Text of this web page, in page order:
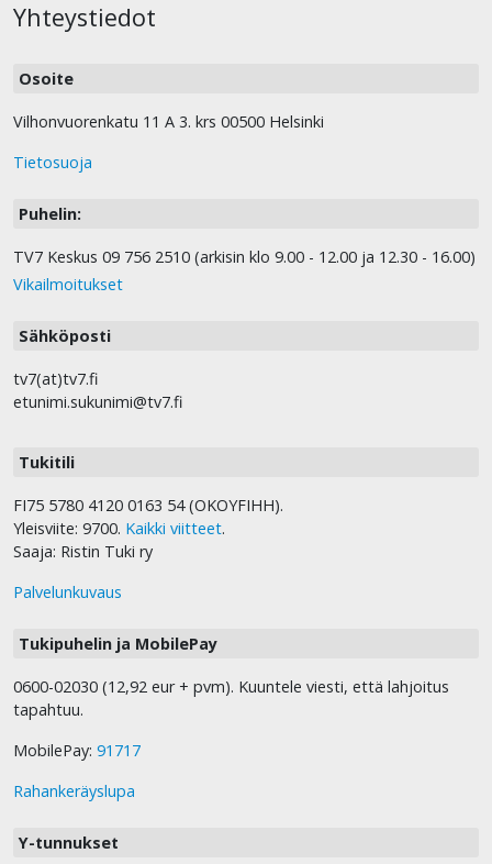
Yhteystiedot
Osoite
Vilhonvuorenkatu 11 A 3. krs 00500 Helsinki
Tietosuoja
Puhelin:
TV7 Keskus 09 756 2510 (arkisin klo 9.00 - 12.00 ja 12.30 - 16.00)
Vikailmoitukset
Sähköposti
tv7(at)tv7.fi
etunimi.sukunimi@tv7.fi
Tukitili
FI75 5780 4120 0163 54 (OKOYFIHH).
Yleisviite: 9700. Kaikki viitteet.
Saaja: Ristin Tuki ry
Palvelunkuvaus
Tukipuhelin ja MobilePay
0600-02030 (12,92 eur + pvm). Kuuntele viesti, että lahjoitus
tapahtuu.
MobilePay: 91717
Rahankeräyslupa
Y-tunnukset